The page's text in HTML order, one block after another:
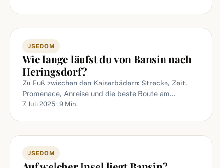
USEDOM
Wie lange läufst du von Bansin nach
Heringsdorf?
Zu Fuß zwischen den Kaiserbädern: Strecke, Zeit,
Promenade, Anreise und die beste Route am…
7. Juli 2025 · 9 Min.
USEDOM